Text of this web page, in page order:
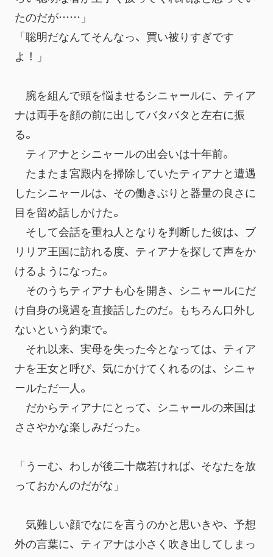
たのだが……」
「聡明だなんてそんなっ、買い被りすぎです
よ！」
腕を組んで頭を悩ませるシニャールに、ティア
ナは両手を顔の前に出してバタバタと左右に振
る。
ティアナとシニャールの出会いは十年前。
たまたま宮殿内を掃除していたティアナと遭遇
したシニャールは、その働きぶりと器量の良さに
目を留め話しかけた。
そして会話を重ね人となりを判断した彼は、ブ
リリア王国に訪れる度、ティアナを探して声をか
けるようになった。
そのうちティアナも心を開き、シニャールにだ
け自身の境遇を直接話したのだ。もちろん口外し
ないという約束で。
それ以来、実母を失った今となっては、ティア
ナを王女と呼び、気にかけてくれるのは、シニャ
ールただ一人。
だからティアナにとって、シニャールの来国は
ささやかな楽しみだった。
「うーむ、わしが後二十歳若ければ、そなたを放
っておかんのだがな」
気難しい顔でなにを言うのかと思いきや、予想
外の言葉に、ティアナは小さく吹き出してしまっ